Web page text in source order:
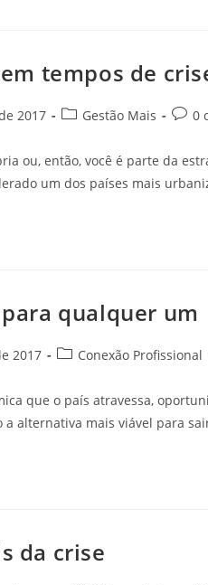
tempos de
2017 Gestão Mais 0
ou, então, você é parte da
um dos países mais
qualquer um
2017 Conexão Profissional
que o país atravessa,
alternativa mais viável para
da crise